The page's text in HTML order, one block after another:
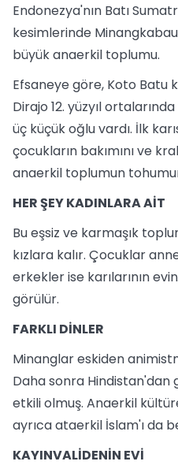
Endonezya'nın Batı
kesimlerinde
büyük anaerkil toplumu.
Efsaneye göre, Koto Batu
Dirajo 12. yüzyıl
üç küçük oğlu vardı. İlk
çocukların bakımını ve
anaerkil toplumun
HER ŞEY KADINLARA AİT
Bu eşsiz ve karmaşık
kızlara kalır. Çocuklar
erkekler ise karılarının
görülür.
FARKLI DİNLER
Minanglar eskiden
Daha sonra Hindistan'dan
etkili olmuş. Anaerkil
ayrıca ataerkil İslam'ı da
KAYINVALİDENİN EVİ